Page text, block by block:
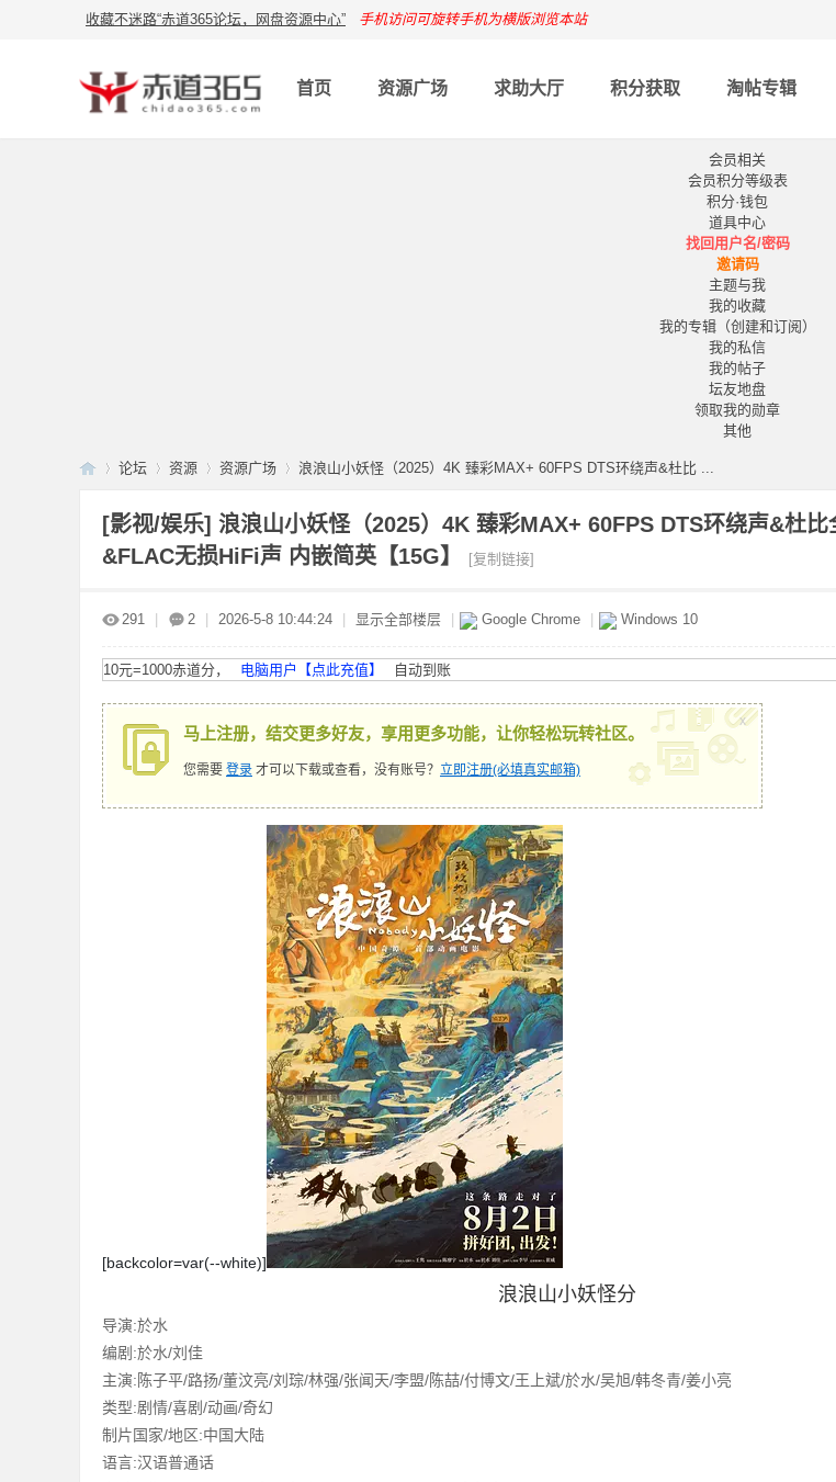
收藏不迷路“赤道365论坛，网盘资源中心” 手机访问可旋转手机为横版浏览本站
首页 资源广场 求助大厅 积分获取 淘帖专辑
会员相关
会员积分等级表
积分·钱包
道具中心
找回用户名/密码
邀请码
主题与我
我的收藏
我的专辑（创建和订阅）
我的私信
我的帖子
坛友地盘
领取我的勋章
其他
»
论坛
›
资源
›
资源广场
›
浪浪山小妖怪（2025）4K 臻彩MAX+ 60FPS DTS环绕声&杜比 ...
[影视/娱乐] 浪浪山小妖怪（2025）4K 臻彩MAX+ 60FPS DTS环绕声&杜比
&FLAC无损HiFi声 内嵌简英【15G】
[复制链接]
291 2 2026-5-8 10:44:24 显示全部楼层 Google Chrome Windows 10
10元=1000赤道分， 电脑用户【点此充值】 自动到账
马上注册，结交更多好友，享用更多功能，让你轻松玩转社区。
您需要 登录 才可以下载或查看，没有账号？ 立即注册(必填真实邮箱)
x
[backcolor=var(--white)]
浪浪山小妖怪分
导演:於水
编剧:於水/刘佳
主演:陈子平/路扬/董汶亮/刘琮/林强/张闻天/李盟/陈喆/付博文/王上斌/於水/吴旭/韩冬青/姜小亮
类型:剧情/喜剧/动画/奇幻
制片国家/地区:中国大陆
语言:汉语普通话